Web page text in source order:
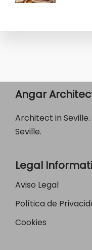
Angar
Architect in
Seville.
Legal
Aviso Legal
Política de
Cookies